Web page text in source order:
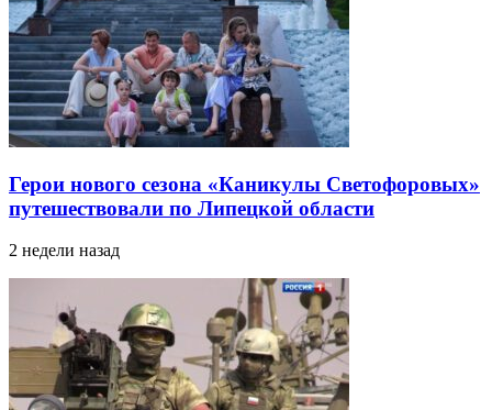
Герои нового сезона «Каникулы Светофоровых»
путешествовали по Липецкой области
2 недели назад